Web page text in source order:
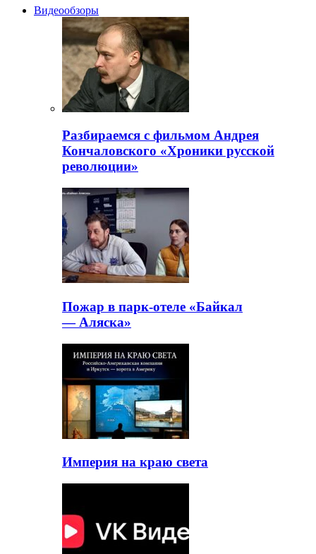
Видеообзоры
Разбираемся с фильмом Андрея
Кончаловского «Хроники русской
революции»
Пожар в парк-отеле «Байкал
— Аляска»
Империя на краю света